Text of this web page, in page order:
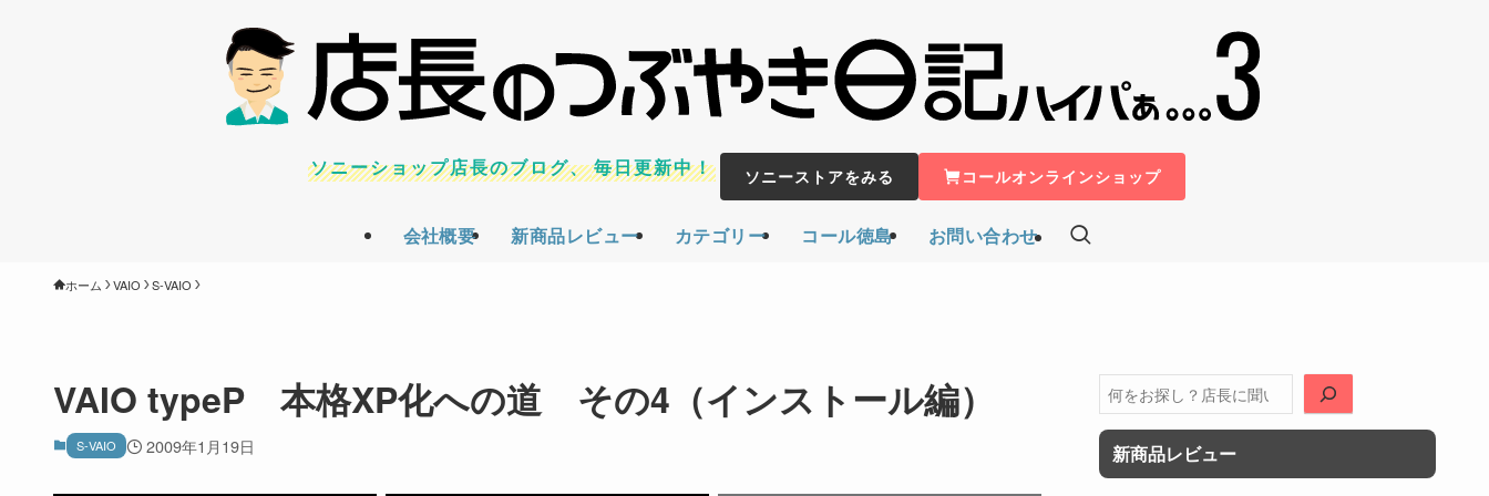
会社概要 新商品レビュー カテゴリー コール徳島 お問い合わせ
ソニーショップ店長のブログ、毎日更新中！ ソニーストアをみる コールオンラインショップ
ホーム VAIO S-VAIO
VAIO typeP 本格XP化への道 その4（インストール編）
S-VAIO 2009年1月19日
検
索
新商品レビュー